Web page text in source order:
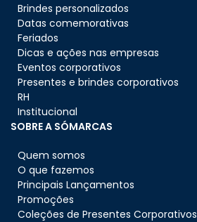
Brindes personalizados
Datas comemorativas
Feriados
Dicas e ações nas empresas
Eventos corporativos
Presentes e brindes corporativos
RH
Institucional
SOBRE A SÓMARCAS
Quem somos
O que fazemos
Principais Lançamentos
Promoções
Coleções de Presentes Corporativos